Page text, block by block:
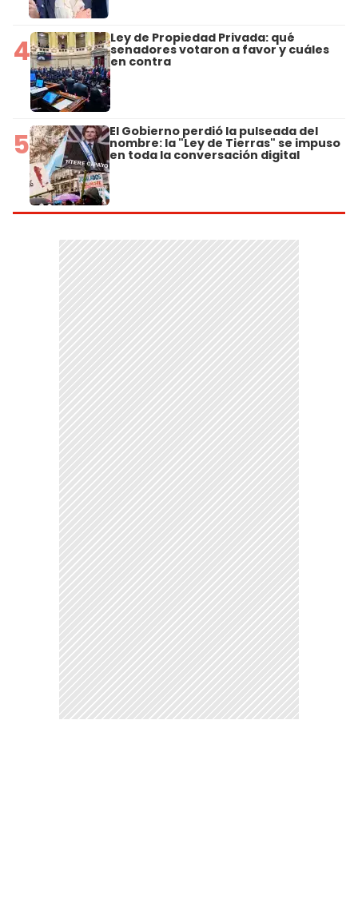
4 Ley de Propiedad Privada: qué
senadores votaron a favor y cuáles
en contra
5 El Gobierno perdió la pulseada del
nombre: la "Ley de Tierras" se impuso
en toda la conversación digital